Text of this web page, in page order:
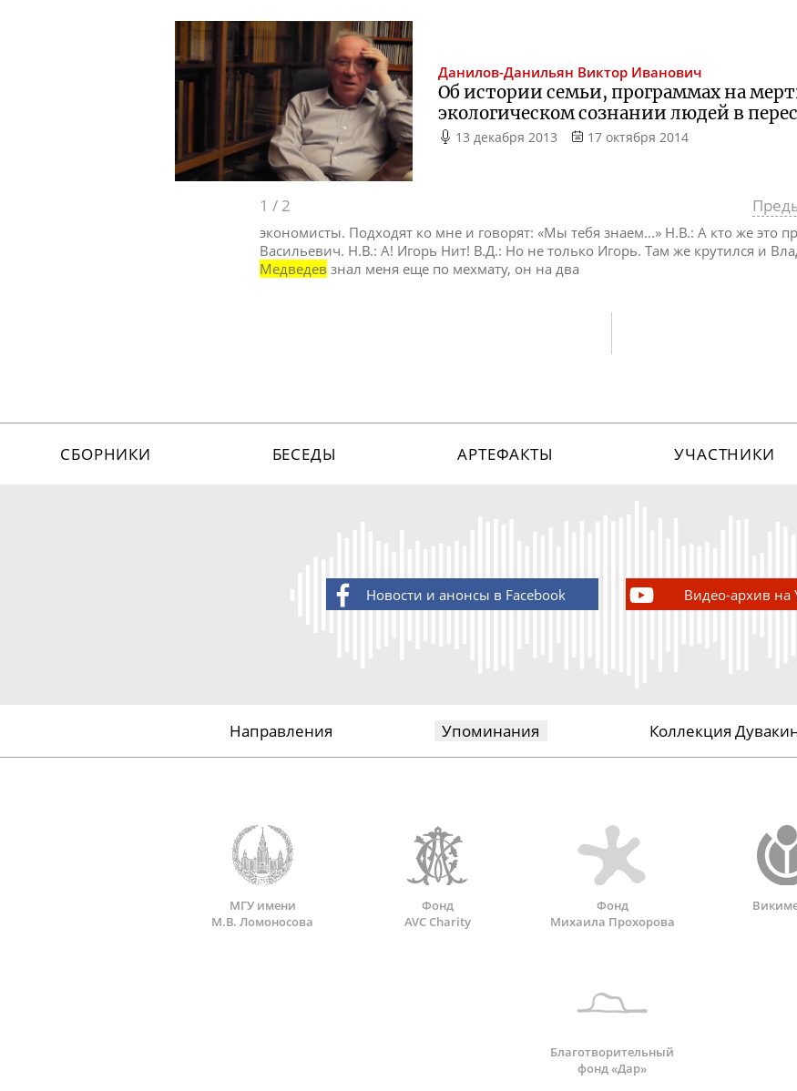
Данилов-Данильян Виктор Иванович
Об истории семьи, программах на
экологическом сознании людей в
13 декабря 2013 17 октября 2014
1 / 2
экономисты. Подходят ко мне и говорят: «Мы тебя знаем...» Н.В.: А кто же это
Васильевич. Н.В.: А! Игорь Нит! В.Д.: Но не только Игорь. Там же крутился и
Медведев знал меня еще по мехмату, он на два
СБОРНИКИ БЕСЕДЫ АРТЕФАКТЫ УЧАСТНИКИ
Новости и анонсы в Facebook Видео-архив на
Направления Упоминания Коллекция
МГУ имени
М.В. Ломоносова
Фонд
AVC Charity
Фонд
Михаила Прохорова
Благотворительный
фонд «Дар»